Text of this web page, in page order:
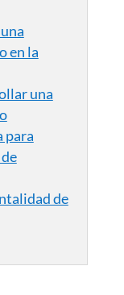
en la
una
para
de